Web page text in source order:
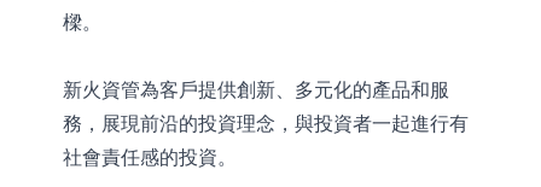
樑。
新火資管為客戶提供創新、多元化的產品和服
務，展現前沿的投資理念，與投資者一起進行有
社會責任感的投資。